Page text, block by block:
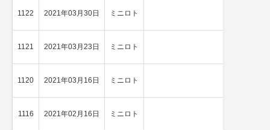
1122 2021年03月30日 ミニロト
1121 2021年03月23日 ミニロト
1120 2021年03月16日 ミニロト
1116 2021年02月16日 ミニロト